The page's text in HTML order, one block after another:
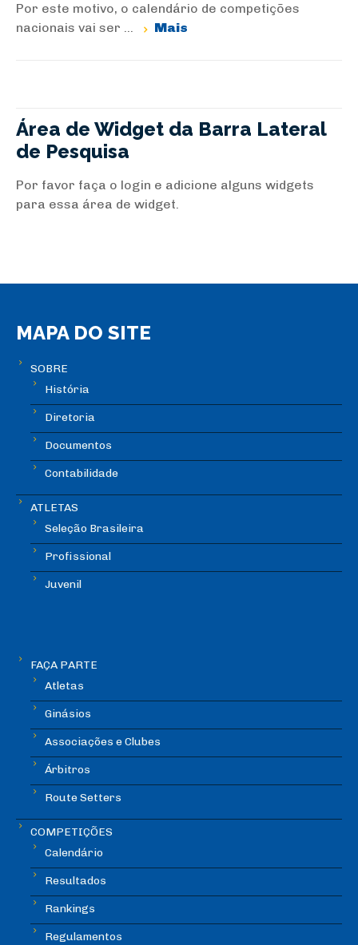
Por este motivo, o calendário de competições
nacionais vai ser ...
Mais
Área de Widget da Barra Lateral
de Pesquisa
Por favor faça o login e adicione alguns widgets
para essa área de widget.
MAPA DO SITE
SOBRE
História
Diretoria
Documentos
Contabilidade
ATLETAS
Seleção Brasileira
Profissional
Juvenil
FAÇA PARTE
Atletas
Ginásios
Associações e Clubes
Árbitros
Route Setters
COMPETIÇÕES
Calendário
Resultados
Rankings
Regulamentos